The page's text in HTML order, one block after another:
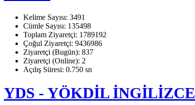
Kelime Sayısı: 3491
Cümle Sayısı: 135498
Toplam Ziyaretçi: 1789192
Çoğul Ziyaretçi: 9436986
Ziyaretçi (Bugün): 837
Ziyaretçi (Online): 2
Açılış Süresi: 0.750 sn
YDS - YÖKDİL